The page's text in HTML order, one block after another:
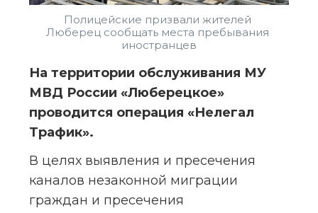
Полицейские призвали жителей
Люберец сообщать места пребывания
иностранцев
На территории обслуживания МУ
МВД России «Люберецкое»
проводится операция «Нелегал
Трафик».
В целях выявления и пресечения
каналов незаконной миграции
граждан и пресечения